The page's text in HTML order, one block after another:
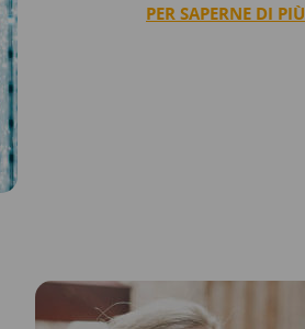
PER SAPERNE DI PIÙ